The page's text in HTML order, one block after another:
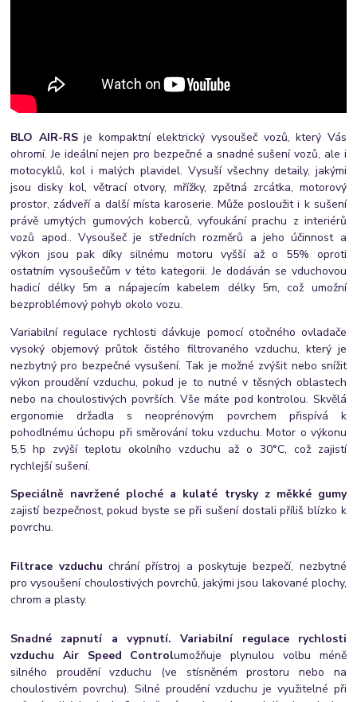
BLO AIR-RSje kompaktní elektrický vysoušeč vozů, který Vás
ohromí. Je ideální nejen pro bezpečné a snadné sušení vozů, ale i
motocyklů, kol i malých plavidel. Vysuší všechny detaily, jakými
jsou disky kol, větrací otvory, mřížky, zpětná zrcátka, motorový
prostor, zádveří a další místa karoserie. Může posloužit i k sušení
právě umytých gumových koberců, vyfoukání prachu z interiérů
vozů apod.. Vysoušeč je středních rozměrů a jeho účinnost a
výkon jsou pak díky silnému motoru vyšší až o 55% oproti
ostatním vysoušečům v této kategorii. Je dodáván se vduchovou
hadicí délky 5m a nápajecím kabelem délky 5m, což umožní
bezproblémový pohyb okolo vozu.
Variabilní regulace rychlosti dávkuje pomocí otočného ovladače
vysoký objemový průtok čistého filtrovaného vzduchu, který je
nezbytný pro bezpečné vysušení. Tak je možné zvýšit nebo snížit
výkon proudění vzduchu, pokud je to nutné v těsných oblastech
nebo na choulostivých površích. Vše máte pod kontrolou. Skvělá
ergonomie držadla s neoprénovým povrchem přispívá k
pohodlnému úchopu při směrování toku vzduchu. Motor o výkonu
5,5 hp zvýší teplotu okolního vzduchu až o 30°C, což zajistí
rychlejší sušení.
Speciálně navržené ploché a kulaté trysky z měkké gumy
zajistí bezpečnost, pokud byste se při sušení dostali příliš blízko k
povrchu.
Filtrace vzduchu chrání přístroj a poskytuje bezpečí, nezbytné
pro vysoušení choulostivých povrchů, jakými jsou lakované plochy,
chrom a plasty.
Snadné zapnutí a vypnutí. Variabilní regulace rychlosti
vzduchu Air Speed Controlumožňuje plynulou volbu méně
silného proudění vzduchu (ve stísněném prostoru nebo na
choulostivém povrchu). Silné proudění vzduchu je využitelné při